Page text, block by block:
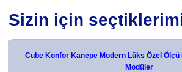
Sizin için
Cube Konfor Kanepe Modern Lüks Özel
Modüler